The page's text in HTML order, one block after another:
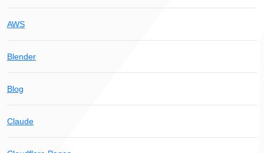
AWS
Blender
Blog
Claude